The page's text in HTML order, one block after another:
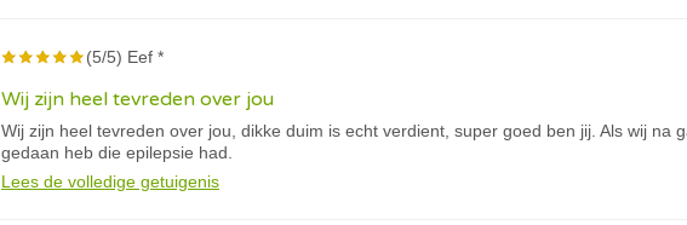
(5/5) Eef *
Wij zijn heel tevreden over jou
Wij zijn heel tevreden over jou, dikke duim is echt verdient, super goed ben jij. Als wij na
gedaan heb die epilepsie had.
Lees de volledige getuigenis